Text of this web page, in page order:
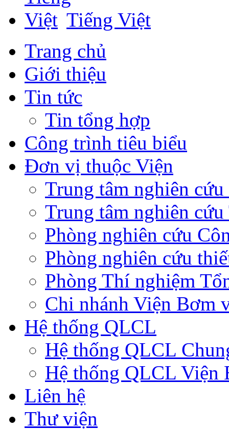
Tiếng Việt
Trang chủ
Giới thiệu
Tin tức
Tin tổng hợp
Công trình tiêu biểu
Đơn vị thuộc Viện
Trung tâm nghiên
Trung tâm nghiên
Phòng nghiên cứu
Phòng nghiên cứu
Phòng Thí nghiệm
Chi nhánh Viện Bơm
Hệ thống QLCL
Hệ thống QLCL
Hệ thống QLCL Viện
Liên hệ
Thư viện